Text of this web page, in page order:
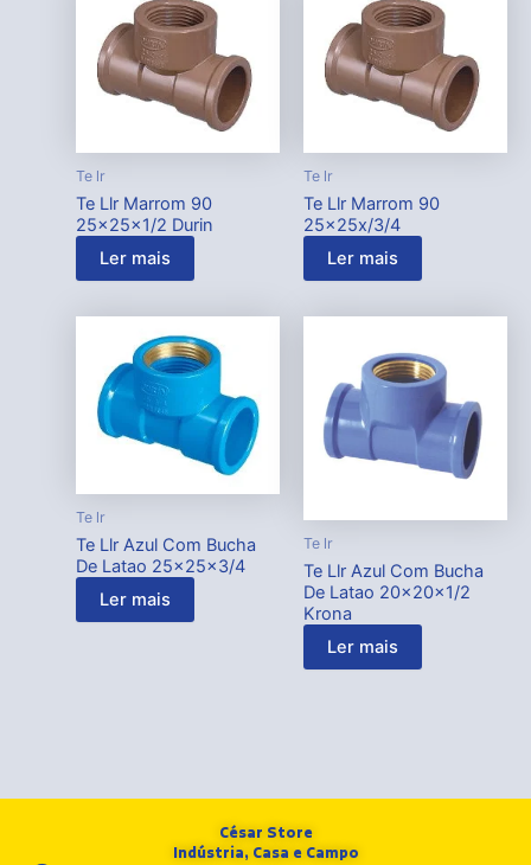
Te lr
Te Llr Marrom 90
25x25x1/2 Durin
Ler mais
Te lr
Te Llr Marrom 90
25x25x/3/4
Ler mais
Te lr
Te Llr Azul Com Bucha
De Latao 25x25x3/4
Ler mais
Te lr
Te Llr Azul Com Bucha
De Latao 20x20x1/2
Krona
Ler mais
César Store
Indústria, Casa e Campo